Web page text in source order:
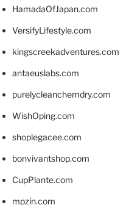
HamadaOfJapan.com
VersifyLifestyle.com
kingscreekadventures.com
antaeuslabs.com
purelycleanchemdry.com
WishOping.com
shoplegacee.com
bonvivantshop.com
CupPlante.com
mpzin.com